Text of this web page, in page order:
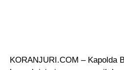
KORANJURI.COM – Kapolda